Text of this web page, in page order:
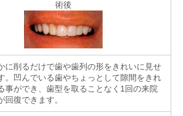
術後
に削るだけで歯や歯列の形をきれいに見せ
。凹んでいる歯やちょっとして隙間をきれ
事ができ、歯型を取ることなく1回の来院
回復できます。